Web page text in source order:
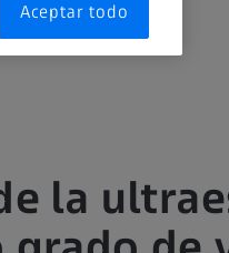
la
Aceptar todo